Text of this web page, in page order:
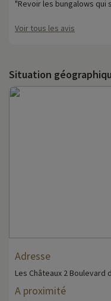
"Revoir les bungalows qui
Voir tous les avis
Situation
Adresse
Les Châteaux 2
A proximité